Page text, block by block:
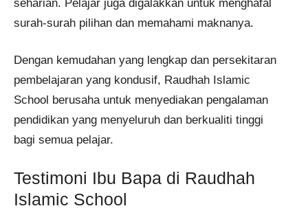
seharian. Pelajar juga digalakkan untuk menghafal
surah-surah pilihan dan memahami maknanya.
Dengan kemudahan yang lengkap dan persekitaran
pembelajaran yang kondusif, Raudhah Islamic
School berusaha untuk menyediakan pengalaman
pendidikan yang menyeluruh dan berkualiti tinggi
bagi semua pelajar.
Testimoni Ibu Bapa di Raudhah
Islamic School